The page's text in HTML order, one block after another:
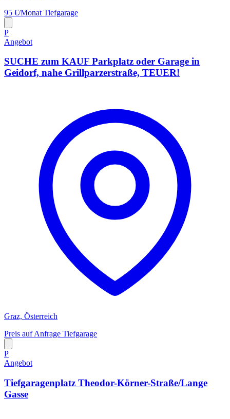
95 €/Monat Tiefgarage
P
Angebot
SUCHE zum KAUF Parkplatz oder Garage in
Geidorf, nahe Grillparzerstraße, TEUER!
Graz, Österreich
Preis auf Anfrage Tiefgarage
P
Angebot
Tiefgaragenplatz Theodor-Körner-Straße/Lange
Gasse